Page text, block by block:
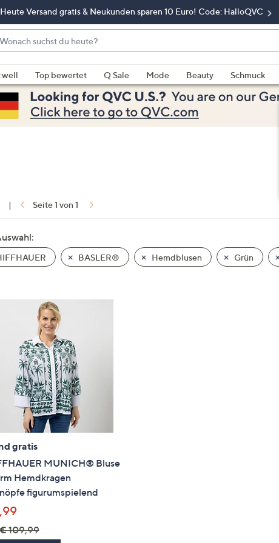
Heute Versand gratis & Neukunden sparen 10 Euro! Code: HalloQVC
Top bewertet Q Sale Mode Beauty Schmuck
| Seite 1 von 1
BASLER® Hemdblusen Grün
gratis
MUNICH® Bluse
Hemdkragen
figurumspielend
109,99